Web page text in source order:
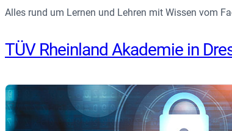
Alles rund um Lernen und Lehren mit Wissen vom
TÜV Rheinland Akademie in